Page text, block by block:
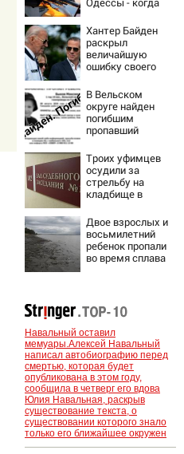
командовании
ВМФ России за
это полетят
головы?
Хантер Байден
раскрыл
величайшую
ошибку своего
бездействие
против Трампа
В Вельском
округе найден
погибшим
пропавший
ый ребёнок
Троих уфимцев
осудили за
стрельбу на
кладбище в
Двое взрослых и
восьмилетний
ребенок пропали
во время сплава
Навальный оставил
мемуары.Алексей Навальный
написал автобиографию перед
смертью, которая будет
опубликована в этом году,
сообщила в четверг его вдова
Юлия Навальная, раскрыв
существование текста, о
существовании которого знало
только его ближайшее окружен